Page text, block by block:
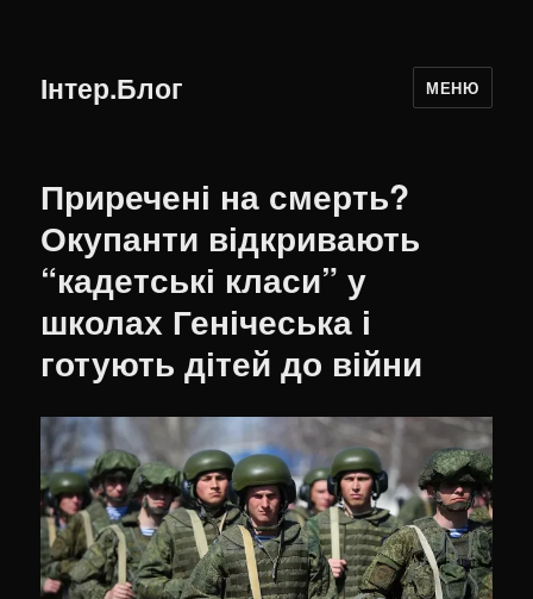
Інтер.Блог МЕНЮ
Приречені на смерть?
Окупанти відкривають
“кадетські класи” у
школах Генічеська і
готують дітей до війни